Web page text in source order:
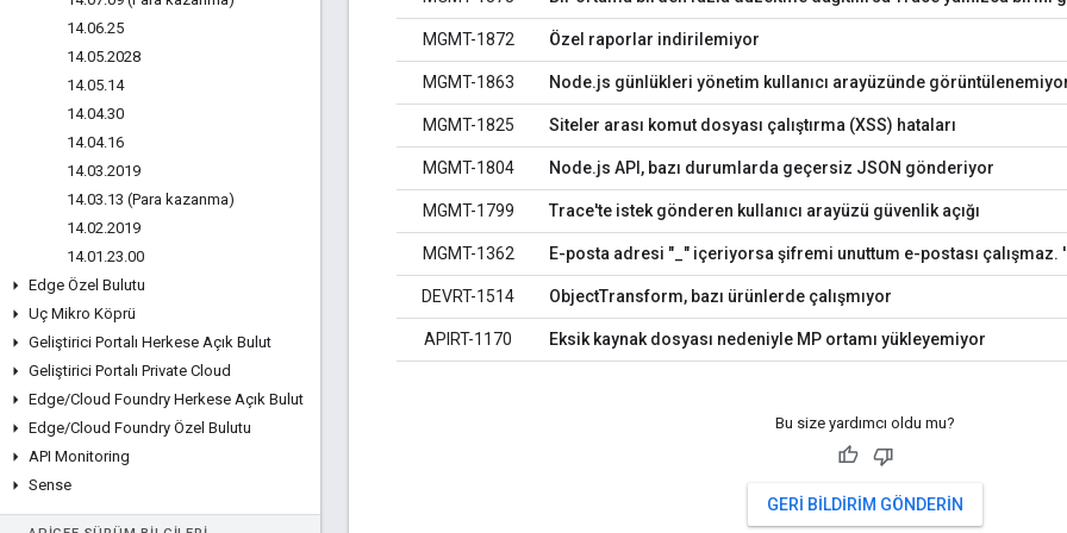
14.06.25
14.05.2028
14.05.14
14.04.30
14.04.16
14.03.2019
14.03.13 (Para kazanma)
14.02.2019
14.01 .23.00
Edge Özel Bulutu
Uç Mikro Köprü
Geliştirici Portalı Herkese Açık Bulut
Geliştirici Portalı Private Cloud
Edge/Cloud Foundry Herkese Açık Bulut
Edge/Cloud Foundry Özel Bulutu
API Monitoring
Sense
MGMT-1872 Özel raporlar indirilemiyor
MGMT-1863 Node.js günlükleri yönetim kullanıcı arayüzünde
MGMT-1825 Siteler arası komut dosyası çalıştırma (XSS) hataları
MGMT-1804 Node.js API, bazı durumlarda geçersiz JSON gönderiyor
MGMT-1799 Trace'te istek gönderen kullanıcı arayüzü güvenlik açığı
MGMT-1362 E-posta adresi "_" içeriyorsa şifremi unuttum e-postası çalışmaz.
DEVRT-1514 ObjectTransform, bazı ürünlerde çalışmıyor
APIRT-1170 Eksik kaynak dosyası nedeniyle MP ortamı yükleyemiyor
Bu size yardımcı oldu mu?
GERI BILDIRIM GÖNDERIN